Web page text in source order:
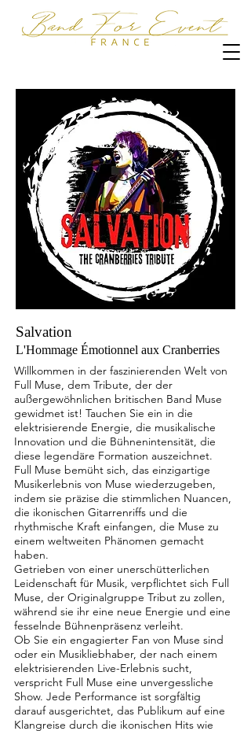
Salvation
L'Hommage Émotionnel aux Cranberries
Willkommen in der faszinierenden Welt von
Full Muse, dem Tribute, der der
außergewöhnlichen britischen Band Muse
gewidmet ist! Tauchen Sie ein in die
elektrisierende Energie, die musikalische
Innovation und die Bühnenintensität, die
diese legendäre Formation auszeichnet.
Full Muse bemüht sich, das einzigartige
Musikerlebnis von Muse wiederzugeben,
indem sie präzise die stimmlichen Nuancen,
die ikonischen Gitarrenriffs und die
rhythmische Kraft einfangen, die Muse zu
einem weltweiten Phänomen gemacht
haben.
Getrieben von einer unerschütterlichen
Leidenschaft für Musik, verpflichtet sich Full
Muse, der Originalgruppe Tribut zu zollen,
während sie ihr eine neue Energie und eine
fesselnde Bühnenpräsenz verleiht.
Ob Sie ein engagierter Fan von Muse sind
oder ein Musikliebhaber, der nach einem
elektrisierenden Live-Erlebnis sucht,
verspricht Full Muse eine unvergessliche
Show. Jede Performance ist sorgfältig
darauf ausgerichtet, das Publikum auf eine
Klangreise durch die ikonischen Hits wie